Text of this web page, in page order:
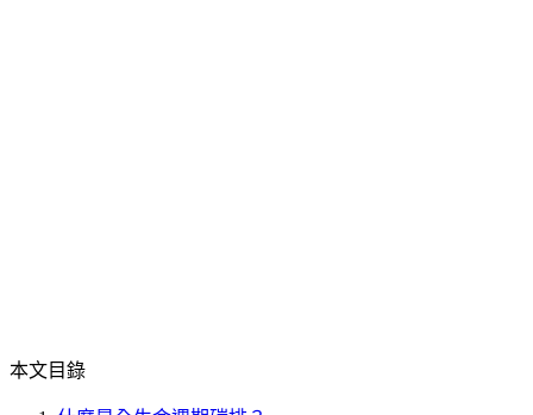
本文目錄